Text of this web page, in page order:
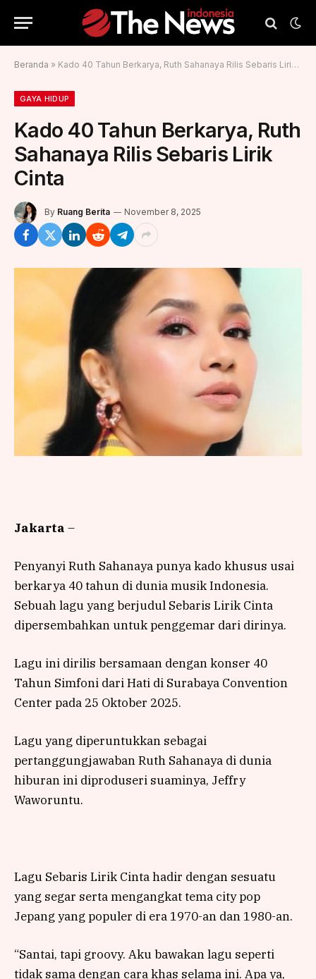
Beranda » Kado 40 Tahun Berkarya, Ruth Sahanaya Rilis Sebaris Lirik Cinta
GAYA HIDUP
Kado 40 Tahun Berkarya, Ruth
Sahanaya Rilis Sebaris Lirik
Cinta
By Ruang Berita November 8, 2025
Jakarta –
Penyanyi Ruth Sahanaya punya kado khusus usai
berkarya 40 tahun di dunia musik Indonesia.
Sebuah lagu yang berjudul Sebaris Lirik Cinta
dipersembahkan untuk penggemar dari dirinya.
Lagu ini dirilis bersamaan dengan konser 40
Tahun Simfoni dari Hati di Surabaya Convention
Center pada 25 Oktober 2025.
Lagu yang diperuntukkan sebagai
pertanggungjawaban Ruth Sahanaya di dunia
hiburan ini diproduseri suaminya, Jeffry
Waworuntu.
Lagu Sebaris Lirik Cinta hadir dengan sesuatu
yang segar serta mengangkat tema city pop
Jepang yang populer di era 1970-an dan 1980-an.
“Santai, tapi groovy. Aku bawakan lagu seperti
tidak sama dengan cara khas selama ini. Apa ya,